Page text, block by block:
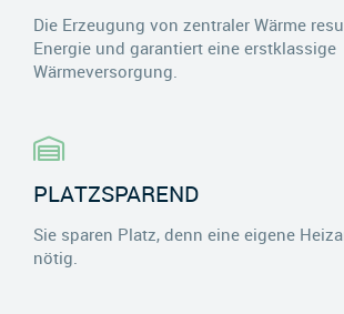
Die Erzeugung von zentraler Wärme
Energie und garantiert eine erstklassige
Wärmeversorgung.
PLATZSPAREND
Sie sparen Platz, denn eine eigene
nötig.